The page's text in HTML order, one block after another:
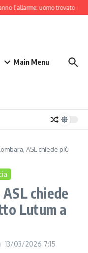
l’allarme: uomo trovato
Main Menu
ASL chiede più
chiede
Lutum a
13/03/2026 7:15